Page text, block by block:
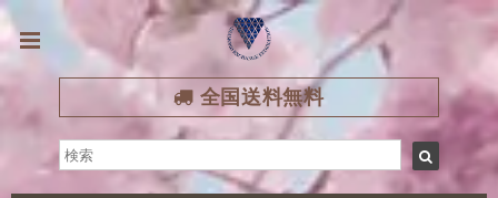
全国送料無料